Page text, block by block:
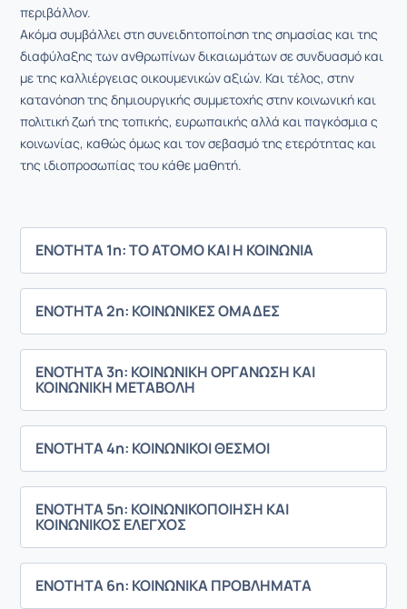
περιβάλλον.
Ακόμα συμβάλλει στη συνειδητοποίηση της σημασίας και της
διαφύλαξης των ανθρωπίνων δικαιωμάτων σε συνδυασμό και
με της καλλιέργειας οικουμενικών αξιών. Και τέλος, στην
κατανόηση της δημιουργικής συμμετοχής στην κοινωνική και
πολιτική ζωή της τοπικής, ευρωπαικής αλλά και παγκόσμια ς
κοινωνίας, καθώς όμως και τον σεβασμό της ετερότητας και
της ιδιοπροσωπίας του κάθε μαθητή.
ΕΝΟΤΗΤΑ 1η: ΤΟ ΑΤΟΜΟ ΚΑΙ Η ΚΟΙΝΩΝΙΑ
ΕΝΟΤΗΤΑ 2η: ΚΟΙΝΩΝΙΚΕΣ ΟΜΑΔΕΣ
ΕΝΟΤΗΤΑ 3η: ΚΟΙΝΩΝΙΚΗ ΟΡΓΑΝΩΣΗ ΚΑΙ
ΚΟΙΝΩΝΙΚΗ ΜΕΤΑΒΟΛΗ
ΕΝΟΤΗΤΑ 4η: ΚΟΙΝΩΝΙΚΟΙ ΘΕΣΜΟΙ
ΕΝΟΤΗΤΑ 5η: ΚΟΙΝΩΝΙΚΟΠΟΙΗΣΗ ΚΑΙ
ΚΟΙΝΩΝΙΚΟΣ ΕΛΕΓΧΟΣ
ΕΝΟΤΗΤΑ 6η: ΚΟΙΝΩΝΙΚΑ ΠΡΟΒΛΗΜΑΤΑ